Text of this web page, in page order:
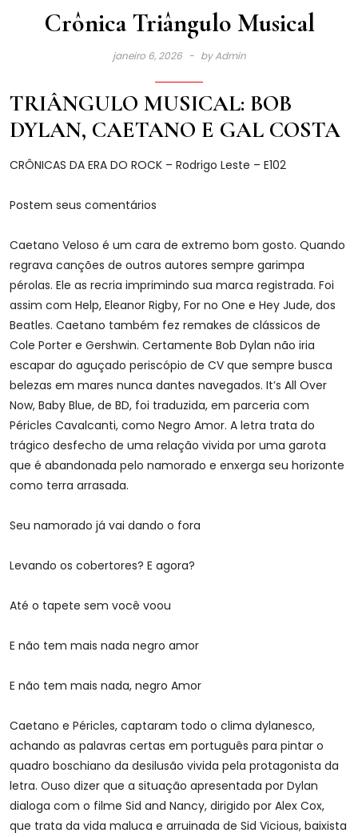
Crônica Triângulo Musical
janeiro 6, 2026 byAdmin
TRIÂNGULO MUSICAL: BOB
DYLAN, CAETANO E GAL COSTA
CRÔNICAS DA ERA DO ROCK – Rodrigo Leste – E102
Postem seus comentários
Caetano Veloso é um cara de extremo bom gosto. Quando
regrava canções de outros autores sempre garimpa
pérolas. Ele as recria imprimindo sua marca registrada. Foi
assim com Help, Eleanor Rigby, For no One e Hey Jude, dos
Beatles. Caetano também fez remakes de clássicos de
Cole Porter e Gershwin. Certamente Bob Dylan não iria
escapar do aguçado periscópio de CV que sempre busca
belezas em mares nunca dantes navegados. It’s All Over
Now, Baby Blue, de BD, foi traduzida, em parceria com
Péricles Cavalcanti, como Negro Amor. A letra trata do
trágico desfecho de uma relação vivida por uma garota
que é abandonada pelo namorado e enxerga seu horizonte
como terra arrasada.
Seu namorado já vai dando o fora
Levando os cobertores? E agora?
Até o tapete sem você voou
E não tem mais nada negro amor
E não tem mais nada, negro Amor
Caetano e Péricles, captaram todo o clima dylanesco,
achando as palavras certas em português para pintar o
quadro boschiano da desilusão vivida pela protagonista da
letra. Ouso dizer que a situação apresentada por Dylan
dialoga com o filme Sid and Nancy, dirigido por Alex Cox,
que trata da vida maluca e arruinada de Sid Vicious, baixista